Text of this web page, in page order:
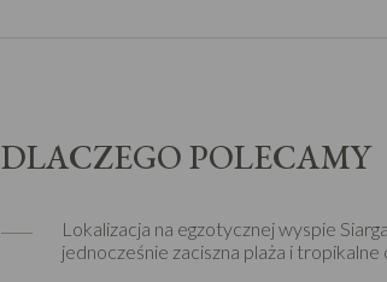
DLACZEGO POLECAMY
Lokalizacja na egzotycznej wyspie
jednocześnie zaciszna plaża i